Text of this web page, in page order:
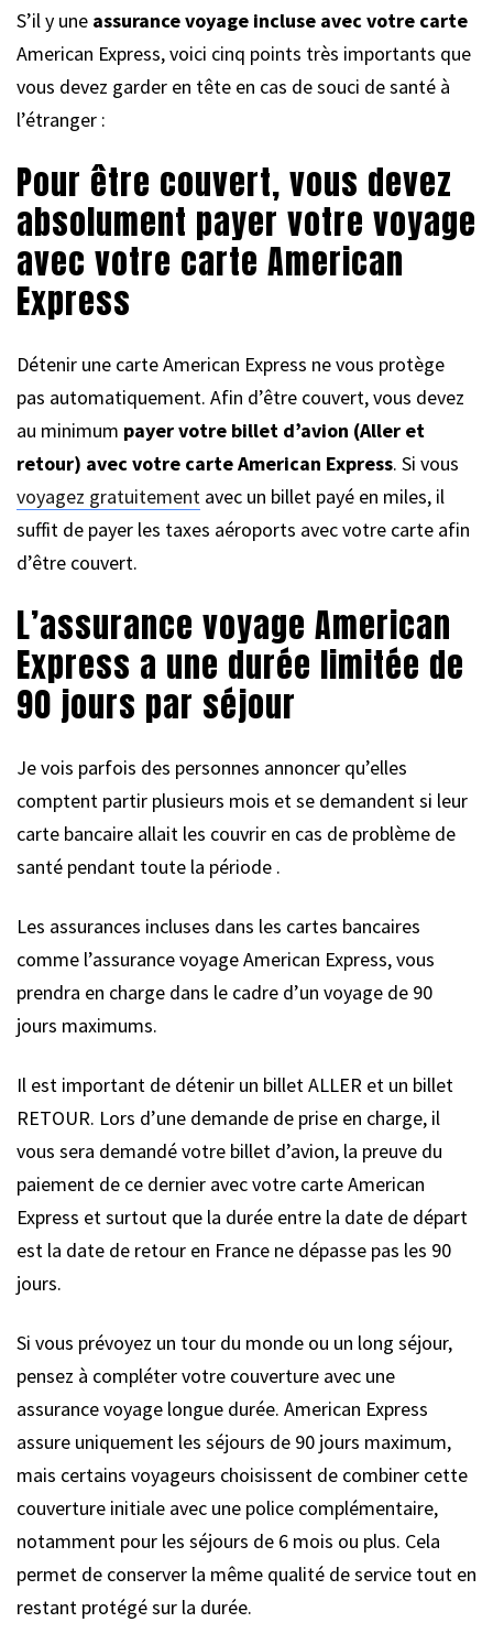
S’il y une assurance voyage incluse avec votre carte
American Express, voici cinq points très importants que
vous devez garder en tête en cas de souci de santé à
l’étranger :
Pour être couvert, vous devez
absolument payer votre voyage
avec votre carte American
Express
Détenir une carte American Express ne vous protège
pas automatiquement. Afin d’être couvert, vous devez
au minimum payer votre billet d’avion (Aller et
retour) avec votre carte American Express. Si vous
voyagez gratuitement avec un billet payé en miles, il
suffit de payer les taxes aéroports avec votre carte afin
d’être couvert.
L’assurance voyage American
Express a une durée limitée de
90 jours par séjour
Je vois parfois des personnes annoncer qu’elles
comptent partir plusieurs mois et se demandent si leur
carte bancaire allait les couvrir en cas de problème de
santé pendant toute la période .
Les assurances incluses dans les cartes bancaires
comme l’assurance voyage American Express, vous
prendra en charge dans le cadre d’un voyage de 90
jours maximums.
Il est important de détenir un billet ALLER et un billet
RETOUR. Lors d’une demande de prise en charge, il
vous sera demandé votre billet d’avion, la preuve du
paiement de ce dernier avec votre carte American
Express et surtout que la durée entre la date de départ
est la date de retour en France ne dépasse pas les 90
jours.
Si vous prévoyez un tour du monde ou un long séjour,
pensez à compléter votre couverture avec une
assurance voyage longue durée. American Express
assure uniquement les séjours de 90 jours maximum,
mais certains voyageurs choisissent de combiner cette
couverture initiale avec une police complémentaire,
notamment pour les séjours de 6 mois ou plus. Cela
permet de conserver la même qualité de service tout en
restant protégé sur la durée.